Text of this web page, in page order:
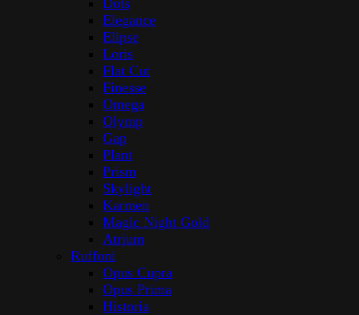
Dots
Elegance
Elipse
Loris
Flat Cut
Finesse
Omega
Olymp
Gap
Plant
Prism
Skylight
Karmen
Magic Night Gold
Atrium
Ruffoni
Opus Cupra
Opus Prima
Historia